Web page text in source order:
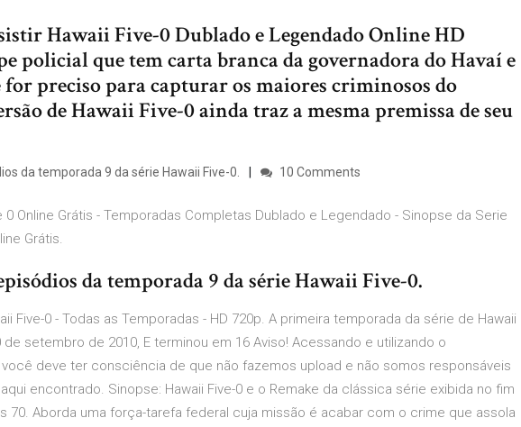
Hawaii Five-0 Dublado e Legendado Online HD
policial que tem carta branca da governadora do Havaí e
for preciso para capturar os maiores criminosos do
de Hawaii Five-0 ainda traz a mesma premissa de seu
da temporada 9 da série Hawaii Five-0. 10 Comments
0 Online Grátis - Temporadas Completas Dublado e Legendado - Sinopse da Serie
Grátis.
da temporada 9 da série Hawaii Five-0.
Five-0 - Todas as Temporadas - HD 720p. A primeira temporada da série de Hawaii
de setembro de 2010, E terminou em 16 Aviso! Acessando e utilizando o
deve ter consciência de que não fazemos upload e não somos responsáveis
aqui encontrado. Sinopse: Hawaii Five-0 e o Remake da clássica série exibida no fim
70. Aborda uma força-tarefa federal cuja missão é acabar com o crime que assola